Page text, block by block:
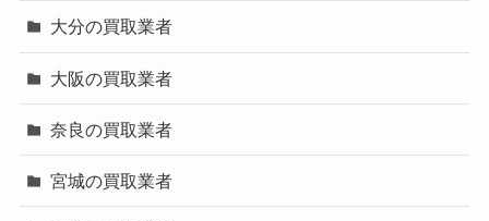
大分の買取業者
大阪の買取業者
奈良の買取業者
宮城の買取業者